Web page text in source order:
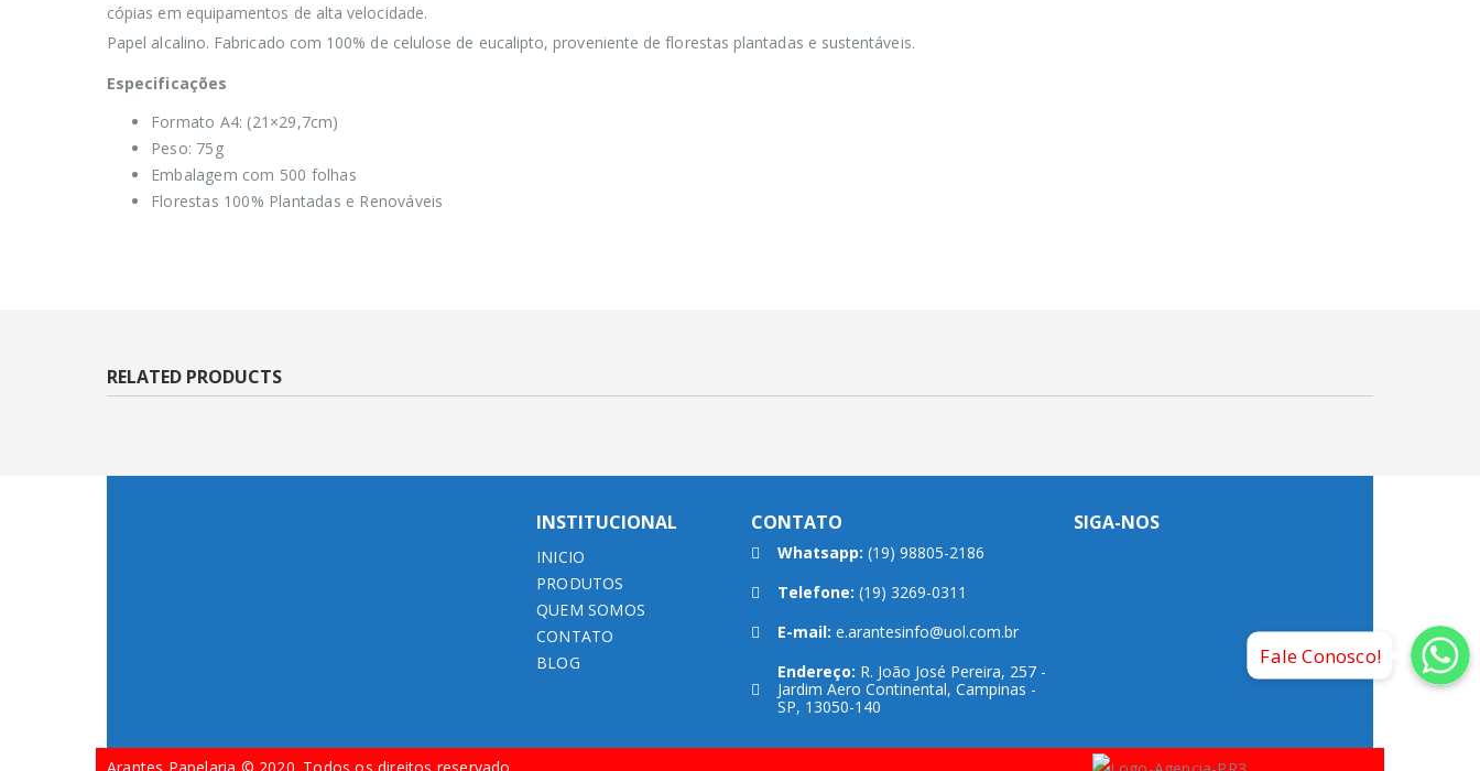
cópias em equipamentos de alta velocidade.
Papel alcalino. Fabricado com 100% de celulose de eucalipto, proveniente de florestas plantadas e sustentáveis.
Especificações
Formato A4: (21×29,7cm)
Peso: 75g
Embalagem com 500 folhas
Florestas 100% Plantadas e Renováveis
RELATED PRODUCTS
INSTITUCIONAL
INICIO
PRODUTOS
QUEM SOMOS
CONTATO
BLOG
CONTATO
Whatsapp: (19) 98805-2186
Telefone: (19) 3269-0311
E-mail: e.arantesinfo@uol.com.br
Endereço: R. João José Pereira, 257 -
Jardim Aero Continental, Campinas -
SP, 13050-140
SIGA-NOS
Fale Conosco!